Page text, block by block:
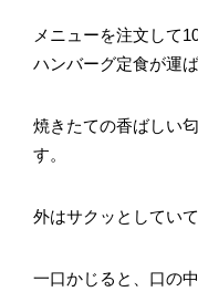
メニューを注文して
ハンバーグ定食が運
焼きたての香ばしい
す。
外はサクッとしてい
一口かじると、口の